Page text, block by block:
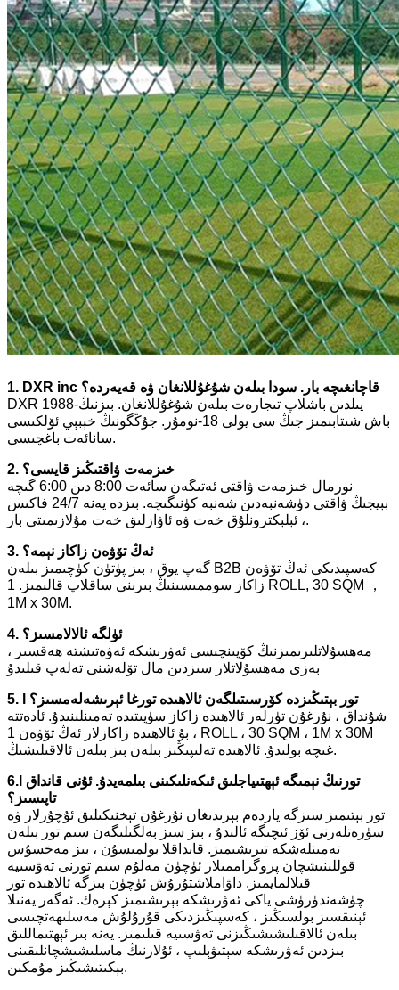
1. DXR inc قاچانغىچە بار. سودا بىلەن شۇغۇللانغان ۋە قەيەردە؟
DXR 1988-يىلدىن باشلاپ تىجارەت بىلەن شۇغۇللانغان. بىزنىڭ
باش شىتابىمىز جىڭ سى يولى 18-نومۇر. جۇڭگونىڭ خېبېي ئۆلكىسى
سانائەت باغچىسى.
2. خىزمەت ۋاقتىڭىز قايسى؟
نورمال خىزمەت ۋاقتى ئەتىگەن سائەت 8:00 دىن 6:00 گىچە
بېيجىڭ ۋاقتى دۈشەنبەدىن شەنبە كۈنىگىچە. بىزدە يەنە 24/7 فاكىس
، ئېلېكترونلۇق خەت ۋە ئاۋازلىق خەت مۇلازىمىتى بار.
3. ئەڭ تۆۋەن زاكاز نېمە؟
گەپ يوق ، بىز پۈتۈن كۈچىمىز بىلەن B2B كەسپىدىكى ئەڭ تۆۋەن
زاكاز سوممىسىنىڭ بىرىنى ساقلاپ قالىمىز. 1 ROLL, 30 SQM ，
1M x 30M.
4. ئۈلگە ئالالامسىز؟
مەھسۇلاتلىرىمىزنىڭ كۆپىنچىسى ئەۋرىشكە ئەۋەتىشتە ھەقسىز ،
بەزى مەھسۇلاتلار سىزدىن مال تۆلەشنى تەلەپ قىلىدۇ
5. l تور بېتىڭىزدە كۆرسىتىلگەن ئالاھىدە تورغا ئېرىشەلەمسىز؟
شۇنداق ، نۇرغۇن تۈرلەر ئالاھىدە زاكاز سۈپىتىدە تەمىنلىنىدۇ. ئادەتتە
، بۇ ئالاھىدە زاكازلار ئەڭ تۆۋەن 1 ROLL ، 30 SQM ، 1M x 30M
غىچە بولىدۇ. ئالاھىدە تەلىپىڭىز بىلەن بىز بىلەن ئالاقىلىشىڭ.
6.l تورنىڭ نېمىگە ئېھتىياجلىق ئىكەنلىكىنى بىلمەيدۇ. ئۇنى قانداق
تاپىسىز؟
تور بېتىمىز سىزگە ياردەم بېرىدىغان نۇرغۇن تېخنىكىلىق ئۇچۇرلار ۋە
سۈرەتلەرنى ئۆز ئىچىگە ئالىدۇ ، بىز سىز بەلگىلىگەن سىم تور بىلەن
تەمىنلەشكە تىرىشىمىز. قانداقلا بولمىسۇن ، بىز مەخسۇس
قوللىنىشچان پروگراممىلار ئۈچۈن مەلۇم سىم تورنى تەۋسىيە
قىلالمايمىز. داۋاملاشتۇرۇش ئۈچۈن بىزگە ئالاھىدە تور
چۈشەندۈرۈشى ياكى ئەۋرىشكە بېرىشىمىز كېرەك. ئەگەر يەنىلا
ئېنىقسىز بولسىڭىز ، كەسپىڭىزدىكى قۇرۇلۇش مەسلىھەتچىسى
بىلەن ئالاقىلىشىشىڭىزنى تەۋسىيە قىلىمىز. يەنە بىر ئېھتىماللىق
بىزدىن ئەۋرىشكە سېتىۋېلىپ ، ئۇلارنىڭ ماسلىشىشچانلىقىنى
بېكىتىشىڭىز مۇمكىن.